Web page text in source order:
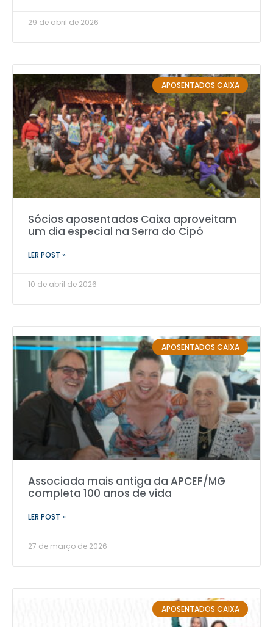
29 de abril de 2026
APOSENTADOS CAIXA
Sócios aposentados Caixa aproveitam
um dia especial na Serra do Cipó
LER POST »
10 de abril de 2026
APOSENTADOS CAIXA
Associada mais antiga da APCEF/MG
completa 100 anos de vida
LER POST »
27 de março de 2026
APOSENTADOS CAIXA